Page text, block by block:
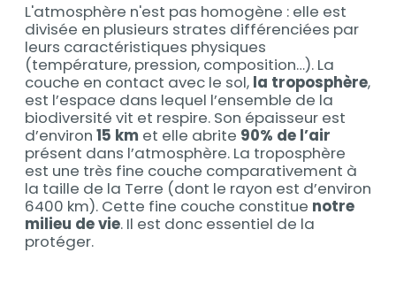
Contenu
L'atmosphère n'est pas homogène : elle est
divisée en plusieurs strates différenciées par
leurs caractéristiques physiques
(température, pression, composition…). La
couche en contact avec le sol, la troposphère,
est l’espace dans lequel l’ensemble de la
biodiversité vit et respire. Son épaisseur est
d’environ 15 km et elle abrite 90% de l’air
présent dans l’atmosphère. La troposphère
est une très fine couche comparativement à
la taille de la Terre (dont le rayon est d’environ
6400 km). Cette fine couche constitue notre
milieu de vie. Il est donc essentiel de la
protéger.